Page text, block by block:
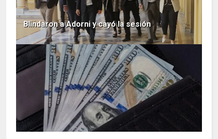
Blindaron a Adorni y cayó la sesión